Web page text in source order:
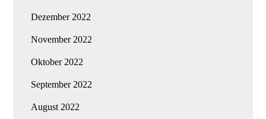
Dezember 2022
November 2022
Oktober 2022
September 2022
August 2022